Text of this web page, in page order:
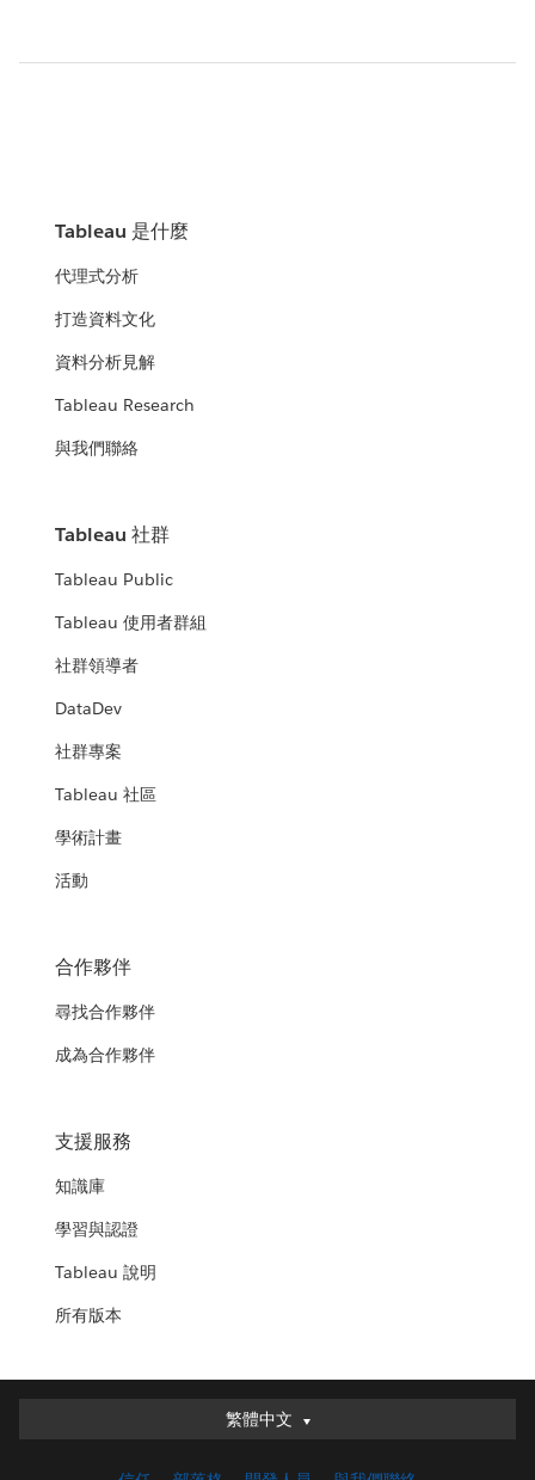
Tableau 是什麼
代理式分析
打造資料文化
資料分析見解
Tableau Research
與我們聯絡
Tableau 社群
Tableau Public
Tableau 使用者群組
社群領導者
DataDev
社群專案
Tableau 社區
學術計畫
活動
合作夥伴
尋找合作夥伴
成為合作夥伴
支援服務
知識庫
學習與認證
Tableau 說明
所有版本
繁體中文
繁體中文